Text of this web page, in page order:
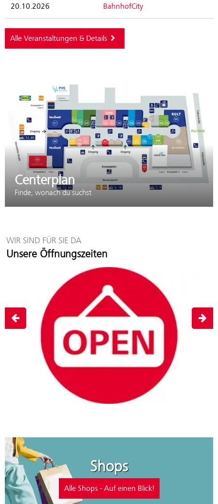
20.10.2026
BahnhofCity
Alle Veranstaltungen & Details
Centerplan
Finde, wonach du suchst
WIR SIND FÜR SIE DA
Unsere Öffnungszeiten
Shops
Alle Shops - Auf einen Blick!